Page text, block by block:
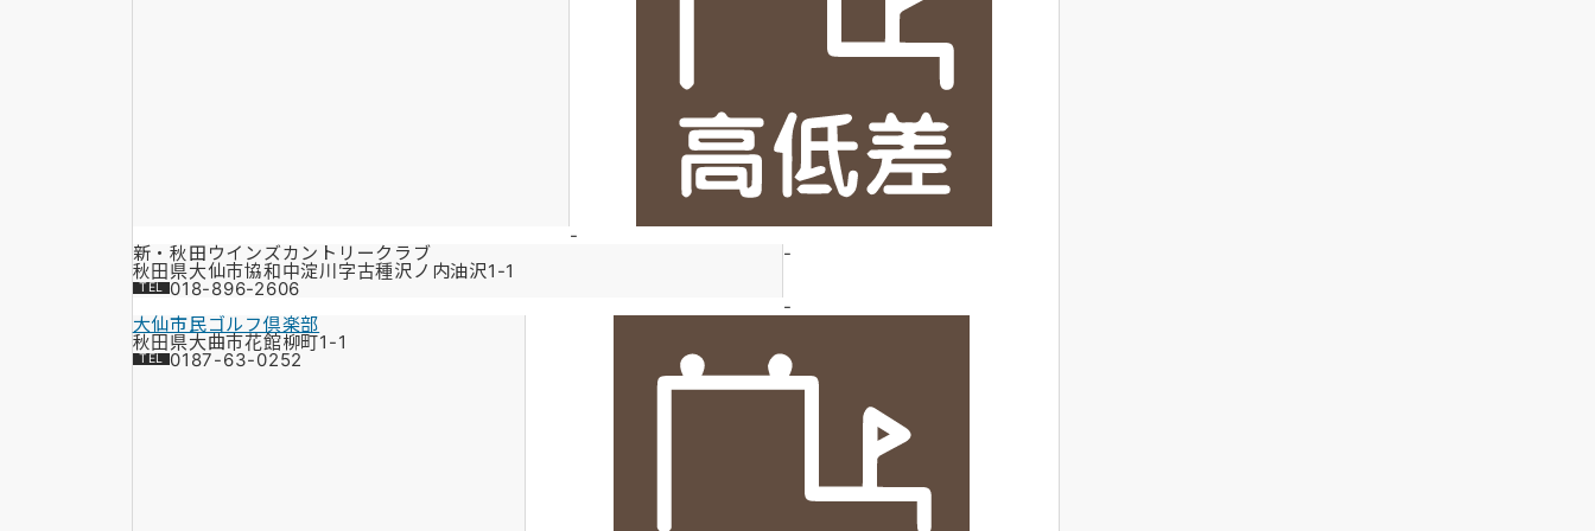
-
新・秋田ウインズカントリークラブ
秋田県大仙市協和中淀川字古種沢ノ内油沢1-1
018-896-2606
-
-
大仙市民ゴルフ倶楽部
秋田県大曲市花館柳町1-1
0187-63-0252